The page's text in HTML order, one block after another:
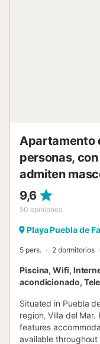
Apartamento
personas,
admiten
9,6
50 opiniones
Playa Puebla de
5 pers. 2 dormitorios
Piscina, Wifi,
acondicionado,
Situated in Puebla
region, Villa del
features
available